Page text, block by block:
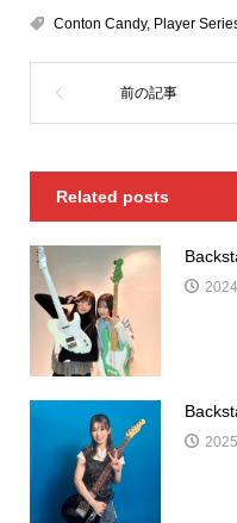
Conton Candy, Player
Related posts